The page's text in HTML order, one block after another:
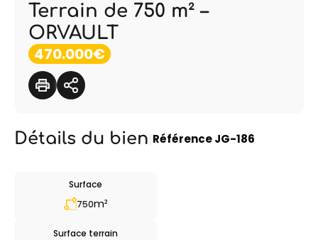
Terrain de 750 m² –
ORVAULT
470.000€
Détails du bien RéférenceJG-186
Surface
750m²
Surface terrain